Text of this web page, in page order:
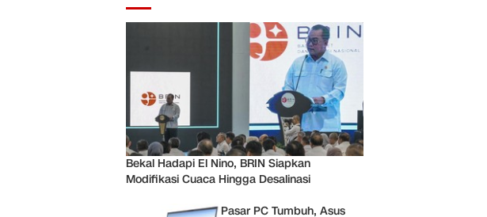
Bekal Hadapi El Nino, BRIN Siapkan
Modifikasi Cuaca Hingga Desalinasi
Pasar PC Tumbuh, Asus